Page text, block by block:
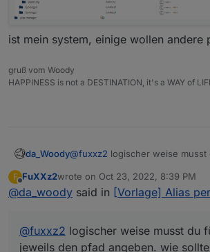
ist mein system, einige wollen andere
gruß vom Woody
HAPPINESS is not a DESTINATION, it's a WAY of
da_Woody@fuxxz2 logischer weise
funzen?
je gerät den pfad und die
eingetragen. du siehst ja, bei
die warn meldung passt auch
F
Offline
FuXXz2wrote on Oct 23, 2022, 8:39 PM
last edited by
@da_woody said in [Vorlage] Alias
@fuxxz2 logischer weise musst du
jeweils den pfad angeben. wie